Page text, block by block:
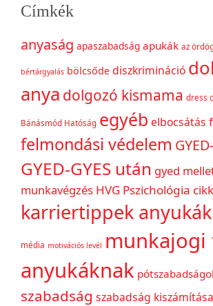
Címkék
anyaság apaszabadság apukák az
bértárgyalás bölcsőde diszkrimináció
anya dolgozó kismama dress
Bánásmód Hatóság egyéb elbocsátás
felmondási védelem
GYED-GYES után gyed
munkavégzés HVG Pszichológia cikk
karriertippek
média motivációs levél
anyukáknak
szabadság szabadság kiszámítása